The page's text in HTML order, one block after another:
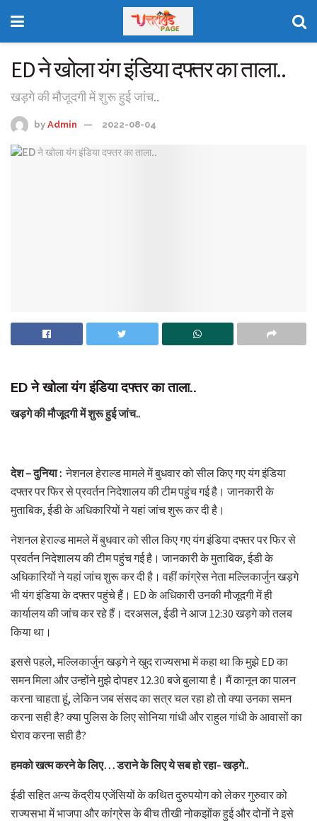
ED ने खोला यंग इंडिया दफ्तर का ताला..
खड़गे की मौजूदगी में शुरू हुई जांच..
by Admin 2022-08-04
ED ने खोला यंग इंडिया दफ्तर का ताला..
खड़गे की मौजूदगी में शुरू हुई जांच..
देश – दुनिया : नेशनल हेराल्ड मामले में बुधवार को सील किए गए यंग इंडिया
दफ्तर पर फिर से प्रवर्तन निदेशालय की टीम पहुंच गई है। जानकारी के
मुताबिक, ईडी के अधिकारियों ने यहां जांच शुरू कर दी है।
नेशनल हेराल्ड मामले में बुधवार को सील किए गए यंग इंडिया दफ्तर पर फिर से
प्रवर्तन निदेशालय की टीम पहुंच गई है। जानकारी के मुताबिक, ईडी के
अधिकारियों ने यहां जांच शुरू कर दी है। वहीं कांग्रेस नेता मल्लिकार्जुन खड़गे
भी यंग इंडिया के दफ्तर पहुंचे हैं। ED के अधिकारी उनकी मौजूदगी में ही
कार्यालय की जांच कर रहे हैं। दरअसल, ईडी ने आज 12:30 खड़गे को तलब
किया था।
इससे पहले, मल्लिकार्जुन खड़गे ने खुद राज्यसभा में कहा था कि मुझे ED का
समन मिला और उन्होंने मुझे दोपहर 12.30 बजे बुलाया है। मैं कानून का पालन
करना चाहता हूं, लेकिन जब संसद का सत्र चल रहा हो तो क्या उनका समन
करना सही है? क्या पुलिस के लिए सोनिया गांधी और राहुल गांधी के आवासों का
घेराव करना सही है?
हमको खत्म करने के लिए… डराने के लिए ये सब हो रहा- खड़गे..
ईडी सहित अन्य केंद्रीय एजेंसियों के कथित दुरुपयोग को लेकर गुरुवार को
राज्यसभा में भाजपा और कांग्रेस के बीच तीखी नोकझोंक हुई और दोनों ने इसे